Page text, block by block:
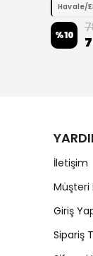
Havale/
%10
İletişim
Müşteri
Giriş
Sipariş